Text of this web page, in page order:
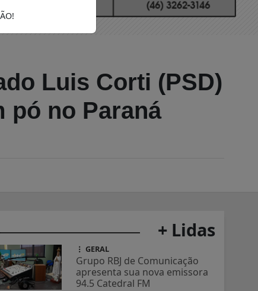
Luis Corti (PSD)
pó no Paraná
+ Lidas
GERAL
Grupo RBJ de Comunicação
apresenta sua nova emissora
94.5 Catedral FM